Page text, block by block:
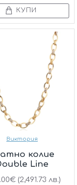
КУПИ
Виктория
колие
Line
(2,491.73 лв.)